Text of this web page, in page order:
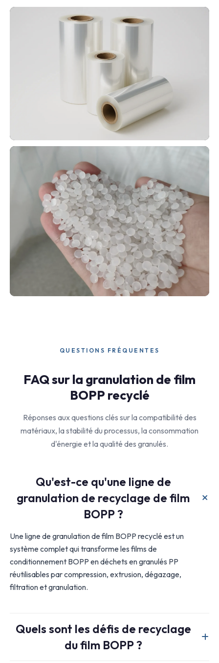
QUESTIONS FRÉQUENTES
FAQ sur la granulation de film
BOPP recyclé
Réponses aux questions clés sur la compatibilité des
matériaux, la stabilité du processus, la consommation
d'énergie et la qualité des granulés.
Qu'est-ce qu'une ligne de
granulation de recyclage de film
BOPP ?
Une ligne de granulation de film BOPP recyclé est un
système complet qui transforme les films de
conditionnement BOPP en déchets en granulés PP
réutilisables par compression, extrusion, dégazage,
filtration et granulation.
Quels sont les défis de recyclage
du film BOPP ?